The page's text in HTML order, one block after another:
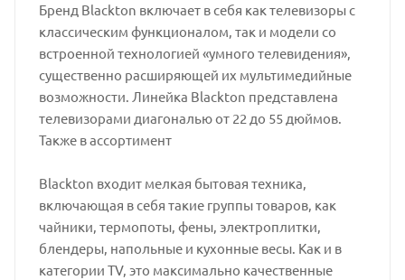
Бренд Blackton включает в себя как телевизоры с
классическим функционалом, так и модели со
встроенной технологией «умного телевидения»,
существенно расширяющей их мультимедийные
возможности. Линейка Blackton представлена
телевизорами диагональю от 22 до 55 дюймов.
Также в ассортимент
Blackton входит мелкая бытовая техника,
включающая в себя такие группы товаров, как
чайники, термопоты, фены, электроплитки,
блендеры, напольные и кухонные весы. Как и в
категории TV, это максимально качественные